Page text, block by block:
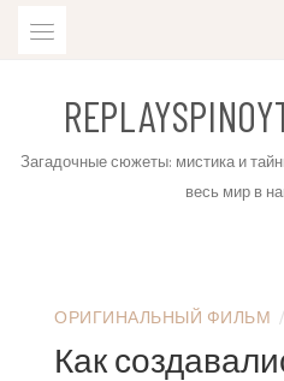
Загадочные сюжеты: мистика и
весь мир в
ОРИГИНАЛЬНЫЙ ФИЛЬМ /
Как